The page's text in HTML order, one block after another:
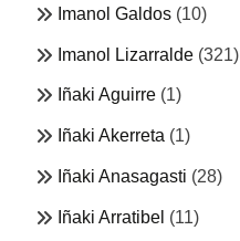
Imanol Galdos (10)
Imanol Lizarralde (321)
Iñaki Aguirre (1)
Iñaki Akerreta (1)
Iñaki Anasagasti (28)
Iñaki Arratibel (11)